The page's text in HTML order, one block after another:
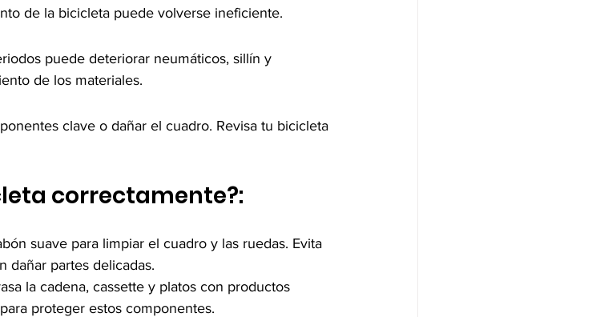
de la bicicleta puede volverse ineficiente.
puede deteriorar neumáticos, sillín y
de los materiales.
clave o dañar el cuadro. Revisa tu bicicleta
correctamente?:
suave para limpiar el cuadro y las ruedas. Evita
dañar partes delicadas.
la cadena, cassette y platos con productos
proteger estos componentes.